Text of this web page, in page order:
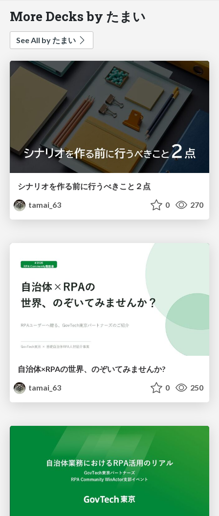
More Decks by たまい
See All by たまい
シナリオを作る前に行うべきこと２点
tamai_63
0 270
自治体×RPAの世界、のぞいてみませんか?
tamai_63
0 250